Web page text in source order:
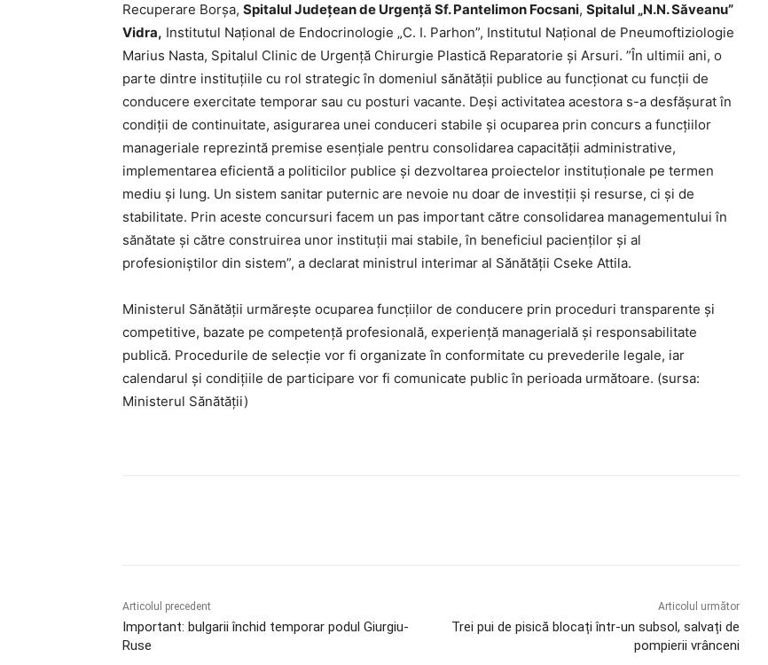
Recuperare Borșa, Spitalul Județean de Urgență Sf. Pantelimon Focsani, Spitalul „N.N. Săveanu”
Vidra, Institutul Naţional de Endocrinologie „C. I. Parhon”, Institutul Național de Pneumoftiziologie
Marius Nasta, Spitalul Clinic de Urgenţă Chirurgie Plastică Reparatorie şi Arsuri. ”În ultimii ani, o
parte dintre instituțiile cu rol strategic în domeniul sănătății publice au funcționat cu funcții de
conducere exercitate temporar sau cu posturi vacante. Deși activitatea acestora s-a desfășurat în
condiții de continuitate, asigurarea unei conduceri stabile și ocuparea prin concurs a funcțiilor
manageriale reprezintă premise esențiale pentru consolidarea capacității administrative,
implementarea eficientă a politicilor publice și dezvoltarea proiectelor instituționale pe termen
mediu și lung. Un sistem sanitar puternic are nevoie nu doar de investiții și resurse, ci și de
stabilitate. Prin aceste concursuri facem un pas important către consolidarea managementului în
sănătate și către construirea unor instituții mai stabile, în beneficiul pacienților și al
profesioniștilor din sistem”, a declarat ministrul interimar al Sănătății Cseke Attila.
Ministerul Sănătății urmărește ocuparea funcțiilor de conducere prin proceduri transparente și
competitive, bazate pe competență profesională, experiență managerială și responsabilitate
publică. Procedurile de selecție vor fi organizate în conformitate cu prevederile legale, iar
calendarul și condițiile de participare vor fi comunicate public în perioada următoare. (sursa:
Ministerul Sănătății)
Articolul precedent
Important: bulgarii închid temporar podul Giurgiu-
Ruse
Articolul următor
Trei pui de pisică blocați într-un subsol, salvați de
pompierii vrânceni